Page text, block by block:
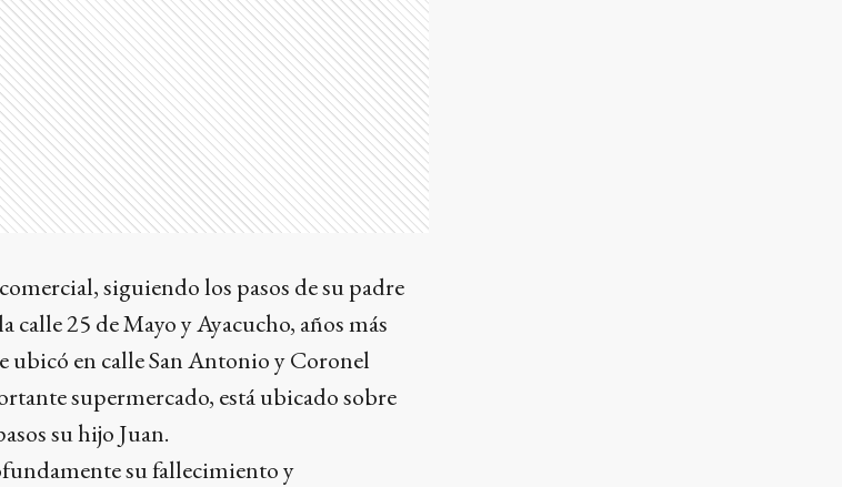
siguiendo los pasos de su padre
calle 25 de Mayo y Ayacucho, años más
ubicó en calle San Antonio y Coronel
supermercado, está ubicado sobre
su hijo Juan.
su fallecimiento y